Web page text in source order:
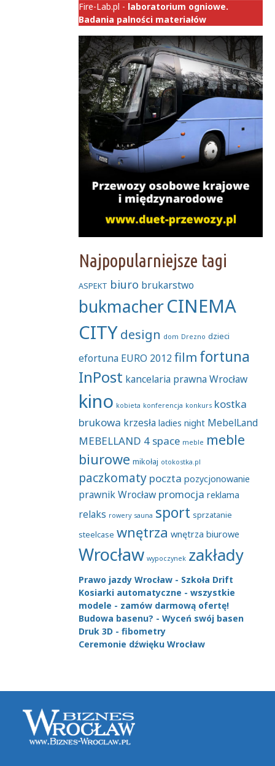
Fire-Lab.pl - laboratorium ogniowe.
Badania palności materiałów
Najpopularniejsze tagi
ASPEKT biuro brukarstwo
bukmacherCINEMA
CITYdesign dom Drezno dzieci
efortuna EURO 2012film fortuna
InPost kancelaria prawna Wrocław
kino kobieta konferencja konkurs kostka
brukowa krzesła ladies night MebelLand
MEBELLAND 4 space meble meble
biurowe mikołaj otokostka.pl
paczkomaty poczta pozycjonowanie
prawnik Wrocław promocja reklama
relaks rowery sauna sport sprzatanie
steelcase wnętrza wnętrza biurowe
Wrocław wypoczynek zakłady
Prawo jazdy Wrocław - Szkoła Drift
Kosiarki automatyczne - wszystkie
modele - zamów darmową ofertę!
Budowa basenu? - Wyceń swój basen
Druk 3D - fibometry
Ceremonie dźwięku Wrocław